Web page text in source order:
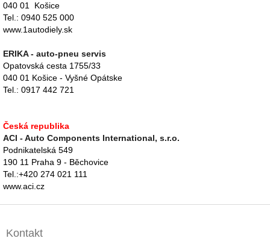
040 01 Košice
Tel.: 0940 525 000
www.1autodiely.sk
ERIKA - auto-pneu servis
Opatovská cesta 1755/33
040 01 Košice - Vyšné Opátske
Tel.: 0917 442 721
Česká republika
ACI - Auto Components International, s.r.o.
Podnikatelská 549
190 11 Praha 9 - Běchovice
Tel.:+420 274 021 111
www.aci.cz
Kontakt